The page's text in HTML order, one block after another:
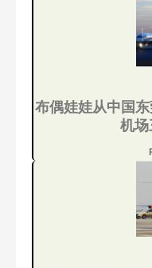
布偶娃娃从中国
机